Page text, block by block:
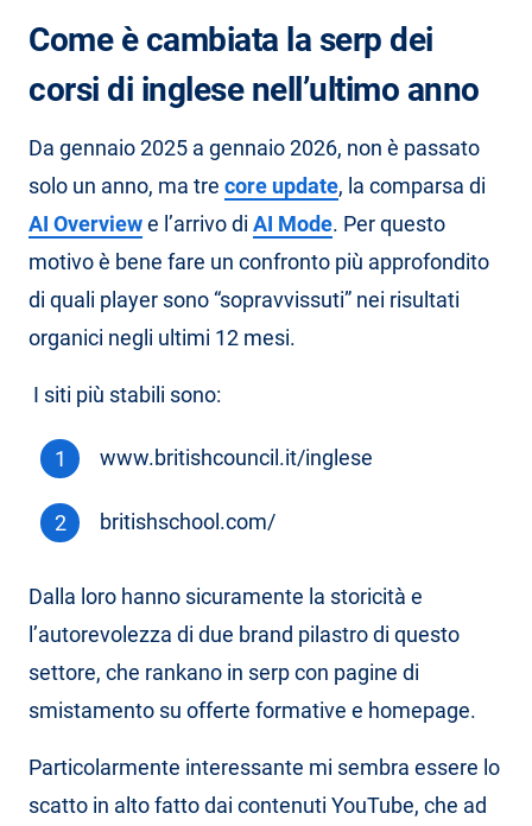
Come è cambiata la serp dei
corsi di inglese nell’ultimo anno
Da gennaio 2025 a gennaio 2026, non è passato
solo un anno, ma tre core update, la comparsa di
AI Overviewe l’arrivo di AI Mode. Per questo
motivo è bene fare un confronto più approfondito
di quali player sono “sopravvissuti” nei risultati
organici negli ultimi 12 mesi.
I siti più stabili sono:
www.britishcouncil.it/inglese
britishschool.com/
Dalla loro hanno sicuramente la storicità e
l’autorevolezza di due brand pilastro di questo
settore, che rankano in serp con pagine di
smistamento su offerte formative e homepage.
Particolarmente interessante mi sembra essere lo
scatto in alto fatto dai contenuti YouTube, che ad